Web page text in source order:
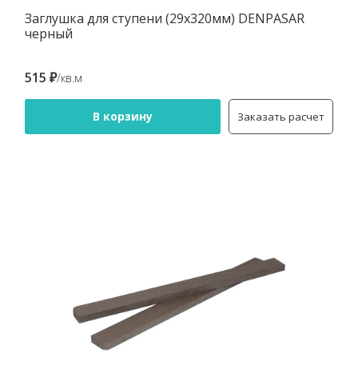
Заглушка для ступени (29х320мм) DENPASAR
черный
515 ₽/кв.м
В корзину Заказать расчет